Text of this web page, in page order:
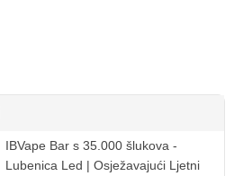
IBVape Bar s 35.000 šlukova -
Lubenica Led | Osježavajući Ljetni